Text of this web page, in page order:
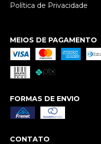
Política de Privacidade
MEIOS DE PAGAMENTO
FORMAS DE ENVIO
CONTATO